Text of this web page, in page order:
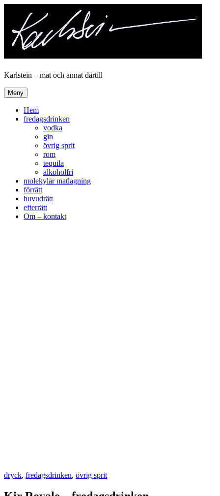
innehåll
Karlstein – mat och annat därtill
Meny
Hem
fredagsdrinken
vodka
gin
övrig sprit
rom
tequila
alkoholfri
molekylär matlagning
förrätt
huvudrätt
efterrätt
Om – kontakt
dryck, fredagsdrinken, övrig sprit